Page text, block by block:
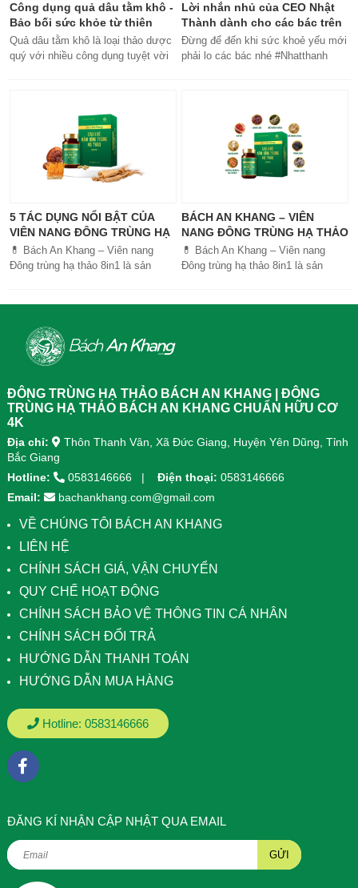
Công dụng quả dâu tằm khô -
Bảo bối sức khỏe từ thiên
nhiên
Quả dâu tằm khô là loại thảo dược
quý với nhiều công dụng tuyệt vời
Lời nhắn nhủ của CEO Nhật
Thành dành cho các bác trên
50 tuổi
Đừng để đến khi sức khoẻ yếu mới
phải lo các bác nhé #Nhatthanh
#khoetubentrong #nhatthanhbak
5 TÁC DỤNG NỔI BẬT CỦA
VIÊN NANG ĐÔNG TRÙNG HẠ
THẢO BÁCH AN KHANG
💊 Bách An Khang – Viên nang
Đông trùng hạ thảo 8in1 là sản
tiêu hóa, ngủ ngon, giảm mệt mỏi.
Sản phẩm được sản xuất tại nhà
máy đạt chuẩn GMP, sử dụng công
giúp hấp thu nhanh và hiệu quả
hơn.
BÁCH AN KHANG – VIÊN
NANG ĐÔNG TRÙNG HẠ THẢO
8IN1: GIẢI PHÁP SỨC KHỎE
TOÀN DIỆN
💊 Bách An Khang – Viên nang
Đông trùng hạ thảo 8in1 là sản
ĐÔNG TRÙNG HẠ THẢO BÁCH AN KHANG | ĐÔNG
TRÙNG HẠ THẢO BÁCH AN KHANG CHUẨN HỮU CƠ
4K
Địa chỉ:
Thôn Thanh Vân, Xã Đức Giang, Huyện Yên Dũng, Tỉnh
Bắc Giang
Hotline:
0583146666 Điện thoại: 0583146666
Email:
bachankhang.com@gmail.com
VỀ CHÚNG TÔI BÁCH AN KHANG
LIÊN HỆ
CHÍNH SÁCH GIÁ, VẬN CHUYỂN
QUY CHẾ HOẠT ĐỘNG
CHÍNH SÁCH BẢO VỆ THÔNG TIN CÁ NHÂN
CHÍNH SÁCH ĐỔI TRẢ
HƯỚNG DẪN THANH TOÁN
HƯỚNG DẪN MUA HÀNG
Hotline: 0583146666
ÐĂNG KÍ NHẬN CẬP NHẬT QUA EMAIL
GỬI